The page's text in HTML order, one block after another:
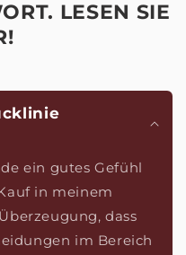
LESEN SIE
ein gutes Gefühl
in meinem
dass
im Bereich